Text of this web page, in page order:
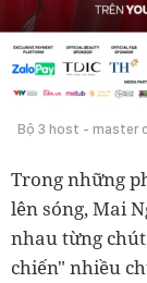
Bộ 3 host - master
Trong những
lên sóng, Mai
nhau từng
chiến" nhiều